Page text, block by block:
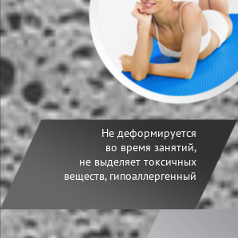
Не деформируется
во время занятий,
не выделяет токсичных
веществ, гипоаллергенный